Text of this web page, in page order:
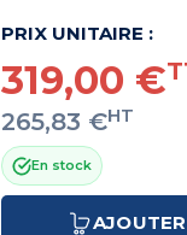
PRIX UNITAIRE :
319,00 €
265,83 €HT
En stock